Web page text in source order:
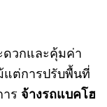
ดวกและคุ้มค่า
แต่การปรับพื้นที่
ร จ้างรถแบคโฮ